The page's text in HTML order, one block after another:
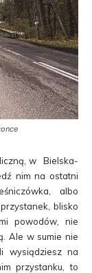
w Bielska-
nim na ostatni
albo
blisko
powodów, nie
Ale w sumie nie
wysiądziesz na
przystanku, to